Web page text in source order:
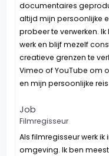
documentaires
altijd mijn persoonlijke
probeer te verwerken.
werk en blijf mezelf
creatieve grenzen te
Vimeo of YouTube om
en mijn persoonlijke
Job
Filmregisseur
Als filmregisseur werk
omgeving. Ik ben